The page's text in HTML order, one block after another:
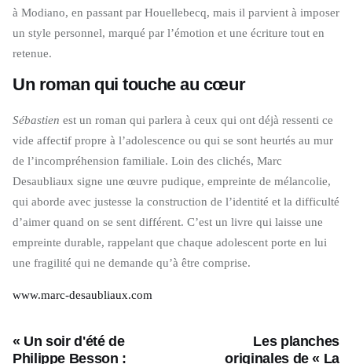
à Modiano, en passant par Houellebecq, mais il parvient à imposer
un style personnel, marqué par l’émotion et une écriture tout en
retenue.
Un roman qui touche au cœur
Sébastien est un roman qui parlera à ceux qui ont déjà ressenti ce
vide affectif propre à l’adolescence ou qui se sont heurtés au mur
de l’incompréhension familiale. Loin des clichés, Marc
Desaubliaux signe une œuvre pudique, empreinte de mélancolie,
qui aborde avec justesse la construction de l’identité et la difficulté
d’aimer quand on se sent différent. C’est un livre qui laisse une
empreinte durable, rappelant que chaque adolescent porte en lui
une fragilité qui ne demande qu’à être comprise.
www.marc-desaubliaux.com
Les planches
originales de « La
« Un soir d'été de
Philippe Besson :